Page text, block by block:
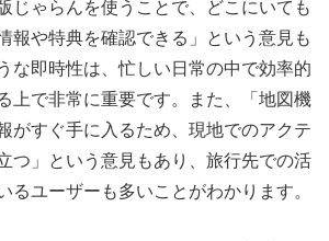
じゃらんを使うことで、どこにいても
報や特典を確認できる」という意見も
な即時性は、忙しい日常の中で効率的
上で非常に重要です。また、「地図機
がすぐ手に入るため、現地でのアクテ
つ」という意見もあり、旅行先での活
るユーザーも多いことがわかります。